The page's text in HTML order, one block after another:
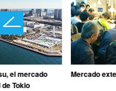
el mercado
Tokio
Mercado